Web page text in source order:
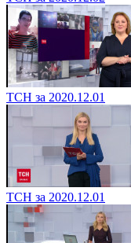
ТСН за 2020.12.01
ТСН за 2020.12.01